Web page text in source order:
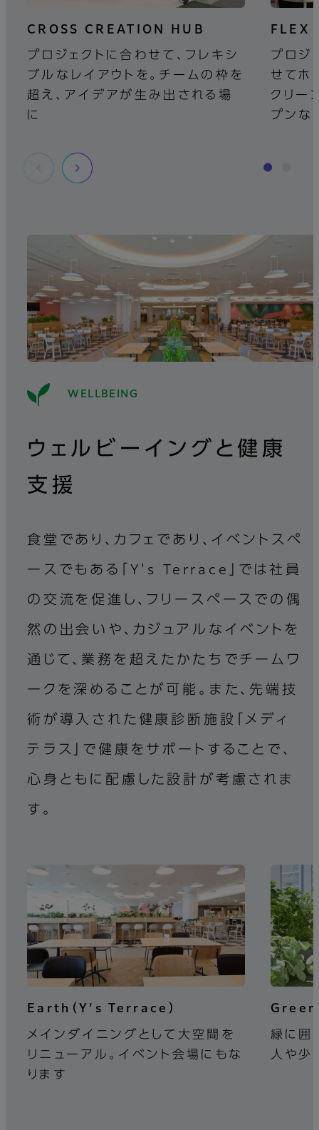
CROSS CREATION HUB
プロジェクトに合わせて、フレキシ
ブルなレイアウトを。チームの枠を
超え、アイデアが生み出される場
に
FLEX
プロジ
せてホ
クリー
プンな
WELLBEING
ウェルビーイングと健康
支援
食堂であり、カフェであり、イベントスペ
ースでもある「Y's Terrace」では社員
の交流を促進し、フリースペースでの偶
然の出会いや、カジュアルなイベントを
通じて、業務を超えたかたちでチームワ
ークを深めることが可能。また、先端技
術が導入された健康診断施設「メディ
テラス」で健康をサポートすることで、
心身ともに配慮した設計が考慮されま
す。
Earth（Y's Terrace）
メインダイニングとして大空間を
リニューアル。イベント会場にもな
ります
Green
緑に囲
人や少